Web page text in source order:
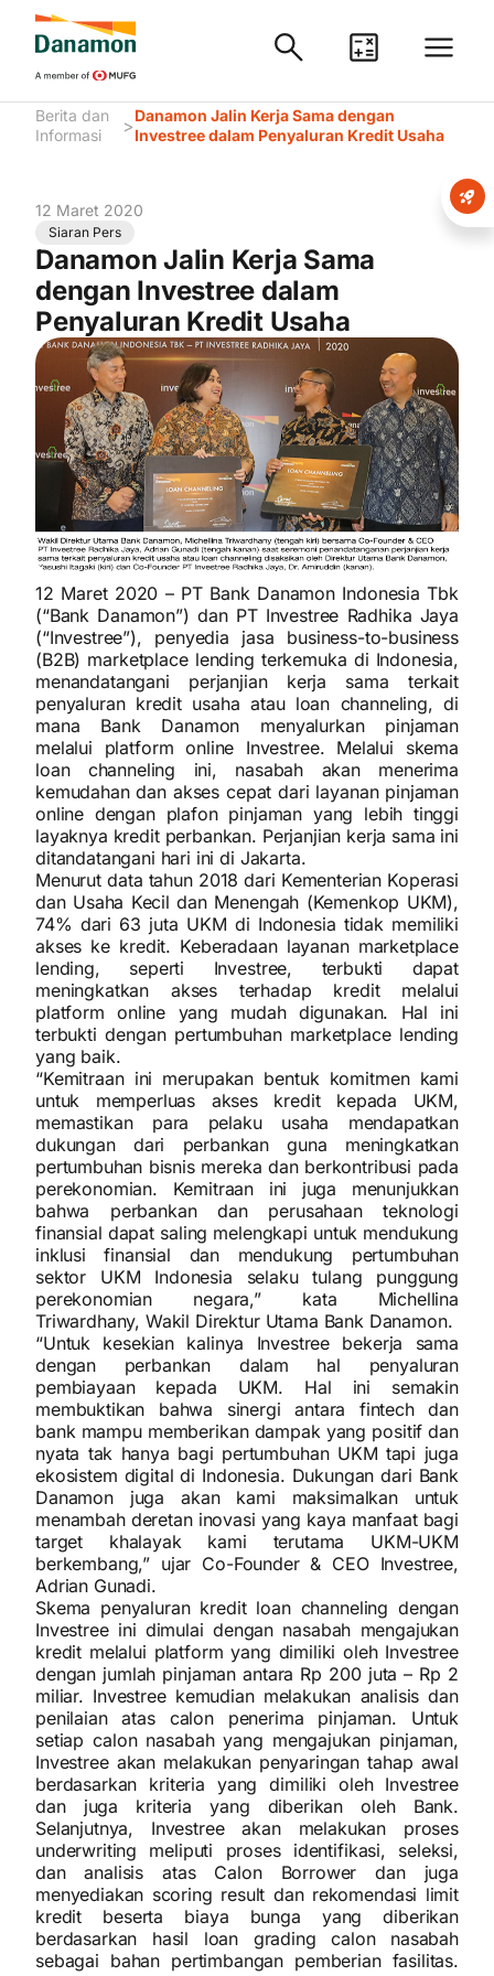
Berita dan
Informasi
>Danamon Jalin Kerja Sama dengan
Investree dalam Penyaluran Kredit Usaha
12 Maret 2020
Siaran Pers
Danamon Jalin Kerja Sama
dengan Investree dalam
Penyaluran Kredit Usaha
12 Maret 2020 – PT Bank Danamon Indonesia Tbk
(“Bank Danamon”) dan PT Investree Radhika Jaya
(“Investree”), penyedia jasa business-to-business
(B2B) marketplace lending terkemuka di Indonesia,
menandatangani perjanjian kerja sama terkait
penyaluran kredit usaha atau loan channeling, di
mana Bank Danamon menyalurkan pinjaman
melalui platform online Investree. Melalui skema
loan channeling ini, nasabah akan menerima
kemudahan dan akses cepat dari layanan pinjaman
online dengan plafon pinjaman yang lebih tinggi
layaknya kredit perbankan. Perjanjian kerja sama ini
ditandatangani hari ini di Jakarta.
Menurut data tahun 2018 dari Kementerian Koperasi
dan Usaha Kecil dan Menengah (Kemenkop UKM),
74% dari 63 juta UKM di Indonesia tidak memiliki
akses ke kredit. Keberadaan layanan marketplace
lending, seperti Investree, terbukti dapat
meningkatkan akses terhadap kredit melalui
platform online yang mudah digunakan. Hal ini
terbukti dengan pertumbuhan marketplace lending
yang baik.
“Kemitraan ini merupakan bentuk komitmen kami
untuk memperluas akses kredit kepada UKM,
memastikan para pelaku usaha mendapatkan
dukungan dari perbankan guna meningkatkan
pertumbuhan bisnis mereka dan berkontribusi pada
perekonomian. Kemitraan ini juga menunjukkan
bahwa perbankan dan perusahaan teknologi
finansial dapat saling melengkapi untuk mendukung
inklusi finansial dan mendukung pertumbuhan
sektor UKM Indonesia selaku tulang punggung
perekonomian negara,” kata Michellina
Triwardhany, Wakil Direktur Utama Bank Danamon.
“Untuk kesekian kalinya Investree bekerja sama
dengan perbankan dalam hal penyaluran
pembiayaan kepada UKM. Hal ini semakin
membuktikan bahwa sinergi antara fintech dan
bank mampu memberikan dampak yang positif dan
nyata tak hanya bagi pertumbuhan UKM tapi juga
ekosistem digital di Indonesia. Dukungan dari Bank
Danamon juga akan kami maksimalkan untuk
menambah deretan inovasi yang kaya manfaat bagi
target khalayak kami terutama UKM-UKM
berkembang,” ujar Co-Founder & CEO Investree,
Adrian Gunadi.
Skema penyaluran kredit loan channeling dengan
Investree ini dimulai dengan nasabah mengajukan
kredit melalui platform yang dimiliki oleh Investree
dengan jumlah pinjaman antara Rp 200 juta – Rp 2
miliar. Investree kemudian melakukan analisis dan
penilaian atas calon penerima pinjaman. Untuk
setiap calon nasabah yang mengajukan pinjaman,
Investree akan melakukan penyaringan tahap awal
berdasarkan kriteria yang dimiliki oleh Investree
dan juga kriteria yang diberikan oleh Bank.
Selanjutnya, Investree akan melakukan proses
underwriting meliputi proses identifikasi, seleksi,
dan analisis atas Calon Borrower dan juga
menyediakan scoring result dan rekomendasi limit
kredit beserta biaya bunga yang diberikan
berdasarkan hasil loan grading calon nasabah
sebagai bahan pertimbangan pemberian fasilitas.